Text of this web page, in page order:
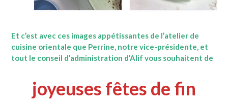
Et c’est avec ces images appétissantes de l’atelier de
cuisine orientale que Perrine, notre vice-présidente, et
tout le conseil d’administration d’Alif vous souhaitent de
joyeuses fêtes de fin